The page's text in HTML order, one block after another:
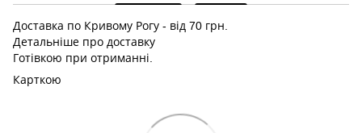
Доставка по Кривому Рогу - від 70 грн.
Детальніше про доставку
Готівкою при отриманні.
Карткою